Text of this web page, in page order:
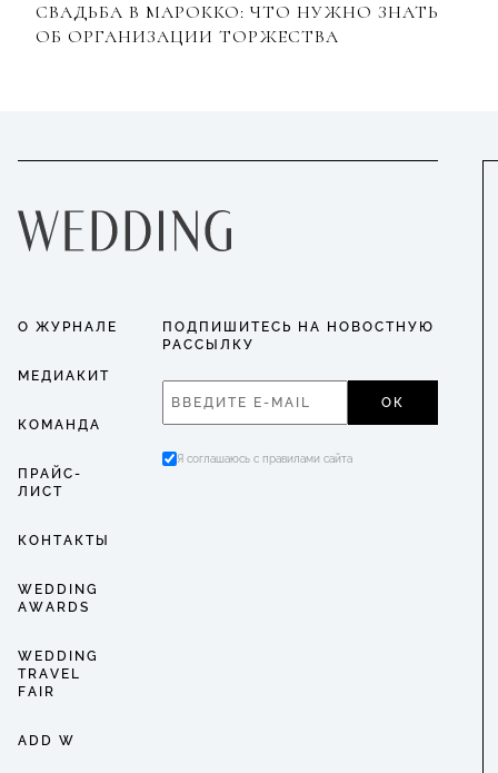
СВАДЬБА В МАРОККО: ЧТО НУЖНО ЗНАТЬ
ОБ ОРГАНИЗАЦИИ ТОРЖЕСТВА
О ЖУРНАЛЕ
МЕДИАКИТ
КОМАНДА
ПРАЙС-
ЛИСТ
КОНТАКТЫ
WEDDING
AWARDS
WEDDING
TRAVEL
FAIR
ADD W
ПОДПИШИТЕСЬ НА НОВОСТНУЮ
РАССЫЛКУ
ОК
Я соглашаюсь с правилами сайта